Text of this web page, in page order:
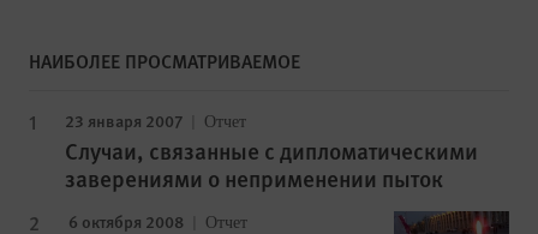
НАИБОЛЕЕ ПРОСМАТРИВАЕМОЕ
23 января 2007 Отчет
Случаи, связанные с дипломатическими
заверениями о неприменении пыток
6 октября 2008 Отчет